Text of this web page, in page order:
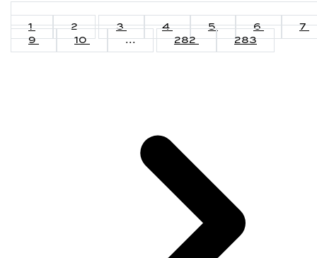
1 2 3 4 5 6
7
9
10 ... 282 283